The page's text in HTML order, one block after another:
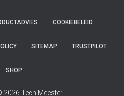
COOKIEBELEID
SITEMAP TRUSTPILOT
SHOP
2026 Tech Meester